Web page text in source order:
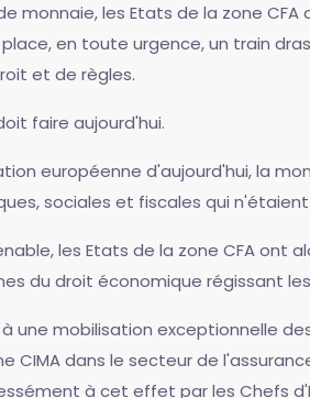
monnaie, les Etats de la zone
place, en toute urgence, un train
et de règles.
faire aujourd'hui.
européenne d'aujourd'hui, la
sociales et fiscales qui
les Etats de la zone CFA ont
du droit économique régissant
une mobilisation exceptionnelle
CIMA dans le secteur de
à cet effet par les Chefs